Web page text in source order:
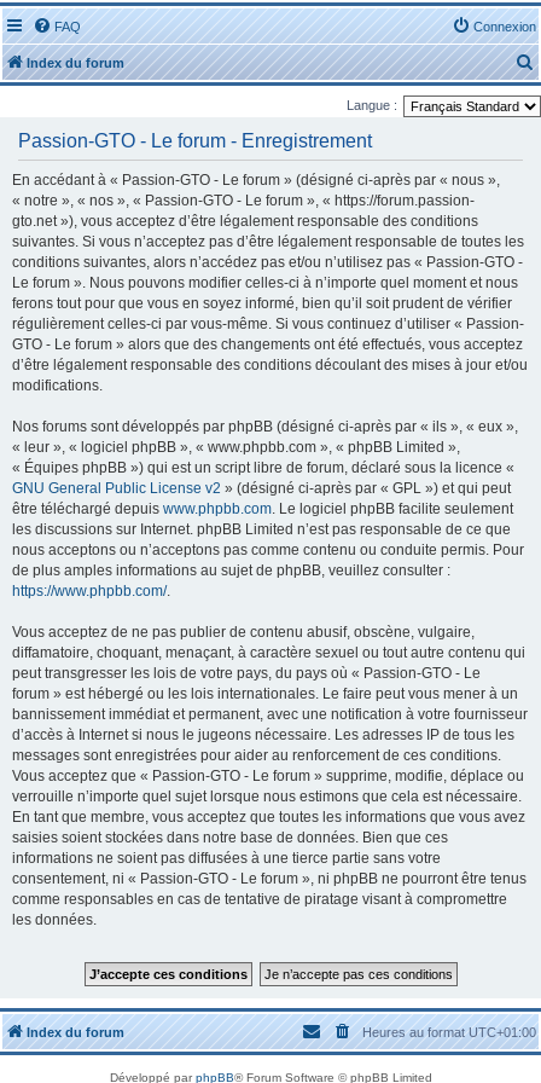
FAQ Connexion
Index du forum
e
c
Langue :
Passion-GTO - Le forum - Enregistrement
En accédant à « Passion-GTO - Le forum » (désigné ci-après par « nous »,
« notre », « nos », « Passion-GTO - Le forum », « https://forum.passion-
gto.net »), vous acceptez d’être légalement responsable des conditions
suivantes. Si vous n’acceptez pas d’être légalement responsable de toutes les
conditions suivantes, alors n’accédez pas et/ou n’utilisez pas « Passion-GTO -
Le forum ». Nous pouvons modifier celles-ci à n’importe quel moment et nous
ferons tout pour que vous en soyez informé, bien qu’il soit prudent de vérifier
régulièrement celles-ci par vous-même. Si vous continuez d’utiliser « Passion-
GTO - Le forum » alors que des changements ont été effectués, vous acceptez
d’être légalement responsable des conditions découlant des mises à jour et/ou
modifications.
Nos forums sont développés par phpBB (désigné ci-après par « ils », « eux »,
« leur », « logiciel phpBB », « www.phpbb.com », « phpBB Limited »,
« Équipes phpBB ») qui est un script libre de forum, déclaré sous la licence «
GNU General Public License v2 » (désigné ci-après par « GPL ») et qui peut
être téléchargé depuis www.phpbb.com. Le logiciel phpBB facilite seulement
les discussions sur Internet. phpBB Limited n’est pas responsable de ce que
nous acceptons ou n’acceptons pas comme contenu ou conduite permis. Pour
de plus amples informations au sujet de phpBB, veuillez consulter :
https://www.phpbb.com/.
Vous acceptez de ne pas publier de contenu abusif, obscène, vulgaire,
diffamatoire, choquant, menaçant, à caractère sexuel ou tout autre contenu qui
peut transgresser les lois de votre pays, du pays où « Passion-GTO - Le
forum » est hébergé ou les lois internationales. Le faire peut vous mener à un
bannissement immédiat et permanent, avec une notification à votre fournisseur
d’accès à Internet si nous le jugeons nécessaire. Les adresses IP de tous les
messages sont enregistrées pour aider au renforcement de ces conditions.
Vous acceptez que « Passion-GTO - Le forum » supprime, modifie, déplace ou
verrouille n’importe quel sujet lorsque nous estimons que cela est nécessaire.
En tant que membre, vous acceptez que toutes les informations que vous avez
saisies soient stockées dans notre base de données. Bien que ces
informations ne soient pas diffusées à une tierce partie sans votre
consentement, ni « Passion-GTO - Le forum », ni phpBB ne pourront être tenus
comme responsables en cas de tentative de piratage visant à compromettre
les données.
Index du forum Heures au formatUTC+01:00
Développé parphpBB® Forum Software © phpBB Limited